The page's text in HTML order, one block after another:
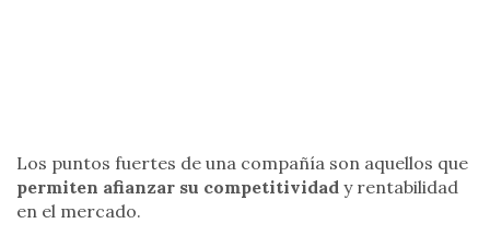
Los puntos fuertes de una compañía son aquellos que
permiten afianzar su competitividad y rentabilidad
en el mercado.